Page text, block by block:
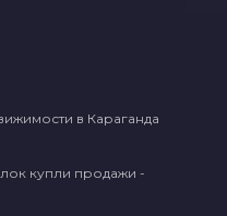
в Караганда
купли продажи -